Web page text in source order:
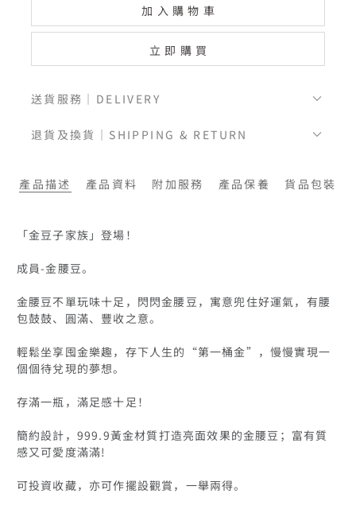
加入購物車
立即購買
送貨服務｜DELIVERY
退貨及換貨｜SHIPPING & RETURN
產品描述 產品資料 附加服務 產品保養 貨品包裝
「金豆子家族」登場！
成員-金腰豆。
金腰豆不單玩味十足，閃閃金腰豆，寓意兜住好運氣，有腰
包鼓鼓、圓滿、豐收之意。
輕鬆坐享囤金樂趣，存下⼈⽣的“第⼀桶⾦”，慢慢實現⼀
個個待兌現的夢想。
存滿一瓶，滿足感十足！
簡約設計，999.9黃金材質打造亮面效果的金腰豆；富有質
感又可愛度滿滿!
可投資收藏，亦可作擺設觀賞，一舉兩得。